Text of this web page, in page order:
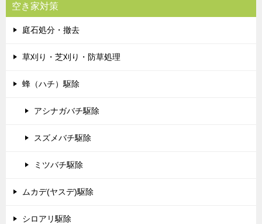
空き家対策
庭石処分・撤去
草刈り・芝刈り・防草処理
蜂（ハチ）駆除
アシナガバチ駆除
スズメバチ駆除
ミツバチ駆除
ムカデ(ヤスデ)駆除
シロアリ駆除